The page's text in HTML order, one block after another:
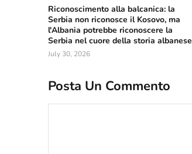
Riconoscimento alla balcanica: la
Serbia non riconosce il Kosovo, ma
l'Albania potrebbe riconoscere la
Serbia nel cuore della storia albanese
July 30, 2026
Posta Un Commento